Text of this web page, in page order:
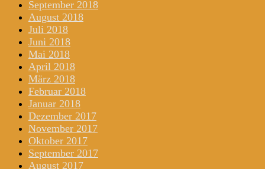
September 2018
August 2018
Juli 2018
Juni 2018
Mai 2018
April 2018
März 2018
Februar 2018
Januar 2018
Dezember 2017
November 2017
Oktober 2017
September 2017
August 2017